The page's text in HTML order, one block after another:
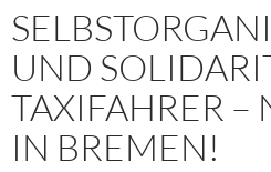
UND
TAXIFAHRER –
IN BREMEN!